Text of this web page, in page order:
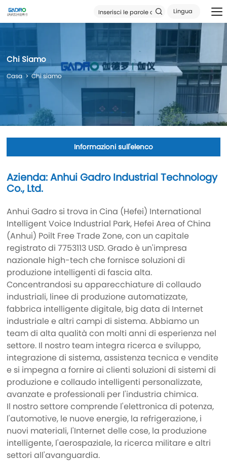
Lingua
Chi Siamo
Casa Chi siamo
Informazioni sull'elenco
Azienda: Anhui Gadro Industrial Technology
Co., Ltd.
Anhui Gadro si trova in Cina (Hefei) International
Intelligent Voice Industrial Park, Hefei Area of China
(Anhui) Poilt Free Trade Zone, con un capitale
registrato di 7753113 USD. Grado è un'impresa
nazionale high-tech che fornisce soluzioni di
produzione intelligenti di fascia alta.
Concentrandosi su apparecchiature di collaudo
industriali, linee di produzione automatizzate,
fabbrica intelligente digitale, big data di Internet
industriale e altri campi di sistema. Abbiamo un
team di alta qualità con molti anni di esperienza nel
settore. Il nostro team integra ricerca e sviluppo,
integrazione di sistema, assistenza tecnica e vendite
e si impegna a fornire ai clienti soluzioni di sistemi di
produzione e collaudo intelligenti personalizzate,
avanzate e professionali per l'industria chimica.
Il nostro settore comprende l'elettronica di potenza,
l'automotive, le nuove energie, la refrigerazione, i
nuovi materiali, l'Internet delle cose, la produzione
intelligente, l'aerospaziale, la ricerca militare e altri
settori all'avanguardia.